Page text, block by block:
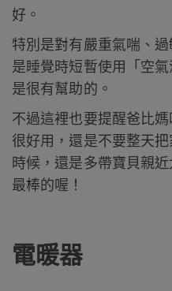
好。
特別是對有嚴重氣喘、
是睡覺時短暫使用「空
是很有幫助的。
不過這裡也要提醒爸比媽
很好用，還是不要整天
時候，還是多帶寶貝親
最棒的喔！
電暖器